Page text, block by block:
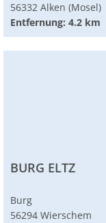
56332 Alken (Mosel)
Entfernung: 4.2 km
BURG ELTZ
Burg
56294 Wierschem